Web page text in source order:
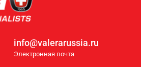
info@valerarussia.ru
Электронная почта